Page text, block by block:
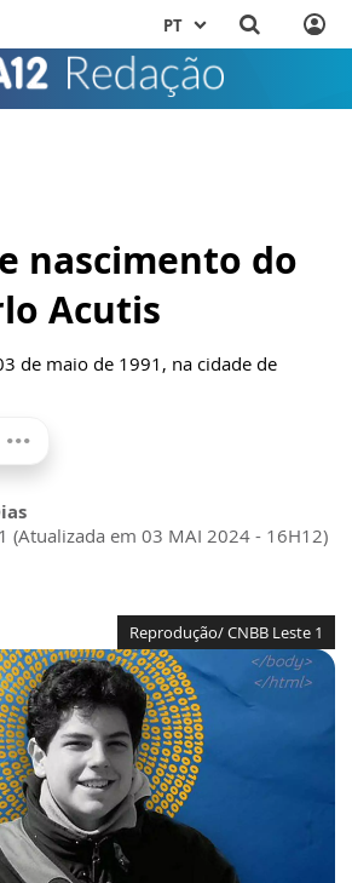
PT
nascimento do
Acutis
de maio de 1991, na cidade de
(Atualizada em 03 MAI 2024 - 16H12)
Reprodução/ CNBB Leste 1